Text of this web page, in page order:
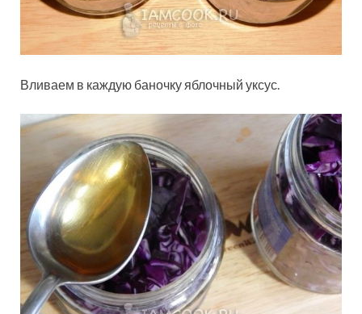
Вливаем в каждую баночку яблочный уксус.